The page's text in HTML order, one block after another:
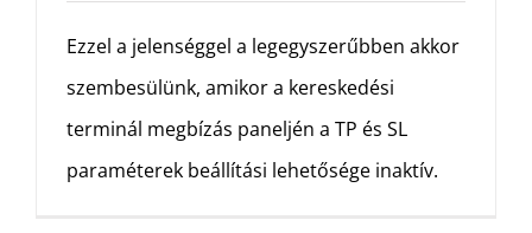
Ezzel a jelenséggel a legegyszerűbben akkor
szembesülünk, amikor a kereskedési
terminál megbízás paneljén a TP és SL
paraméterek beállítási lehetősége inaktív.